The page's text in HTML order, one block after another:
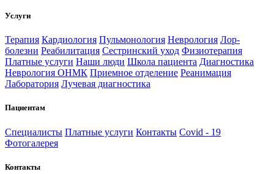
Услуги
Терапия Кардиология Пульмонология Неврология Лор-
болезни Реабилитация Сестринский уход Физиотерапия
Платные услуги Наши люди Школа пациента Диагностика
Неврология ОНМК Приемное отделение Реанимация
Лаборатория Лучевая диагностика
Пациентам
Специалисты Платные услуги Контакты Covid - 19
Фотогалерея
Контакты